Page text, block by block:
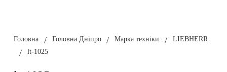
Головна / Головна Дніпро / Марка техніки / LIEBHERR
/ lt-1025